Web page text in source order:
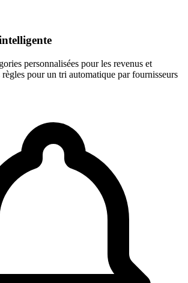
personnalisées pour les revenus et
règles pour un tri automatique par fournisseurs